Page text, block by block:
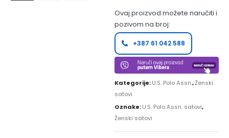
Ovaj proizvod možete naručiti i
pozivom na broj:
+387 61 042 588
Kategorije:U.S. Polo Assn.,Ženski
satovi
Oznake:U.S. Polo Assn. satovi,
Ženski satovi